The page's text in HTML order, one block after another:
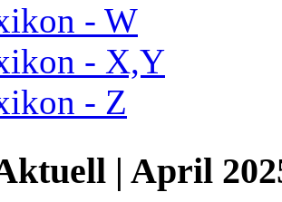
- W
- X,Y
- Z
| April